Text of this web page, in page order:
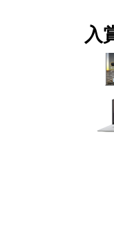
入